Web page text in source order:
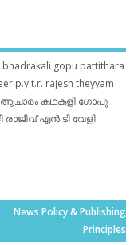
bhadrakali gopu pattithara
p.yt.r. rajesh theyyam
ആചാരം കഥകളി ഗോപു
രാജീവ് എൻ ടി വേളി
News Policy & Publishing
Principles